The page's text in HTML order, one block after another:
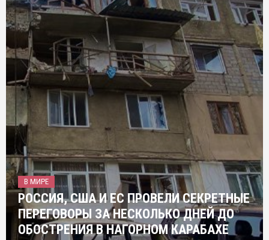
В МИРЕ
РОССИЯ, США И ЕС ПРОВЕЛИ СЕКРЕТНЫЕ
ПЕРЕГОВОРЫ ЗА НЕСКОЛЬКО ДНЕЙ ДО
ОБОСТРЕНИЯ В НАГОРНОМ КАРАБАХЕ